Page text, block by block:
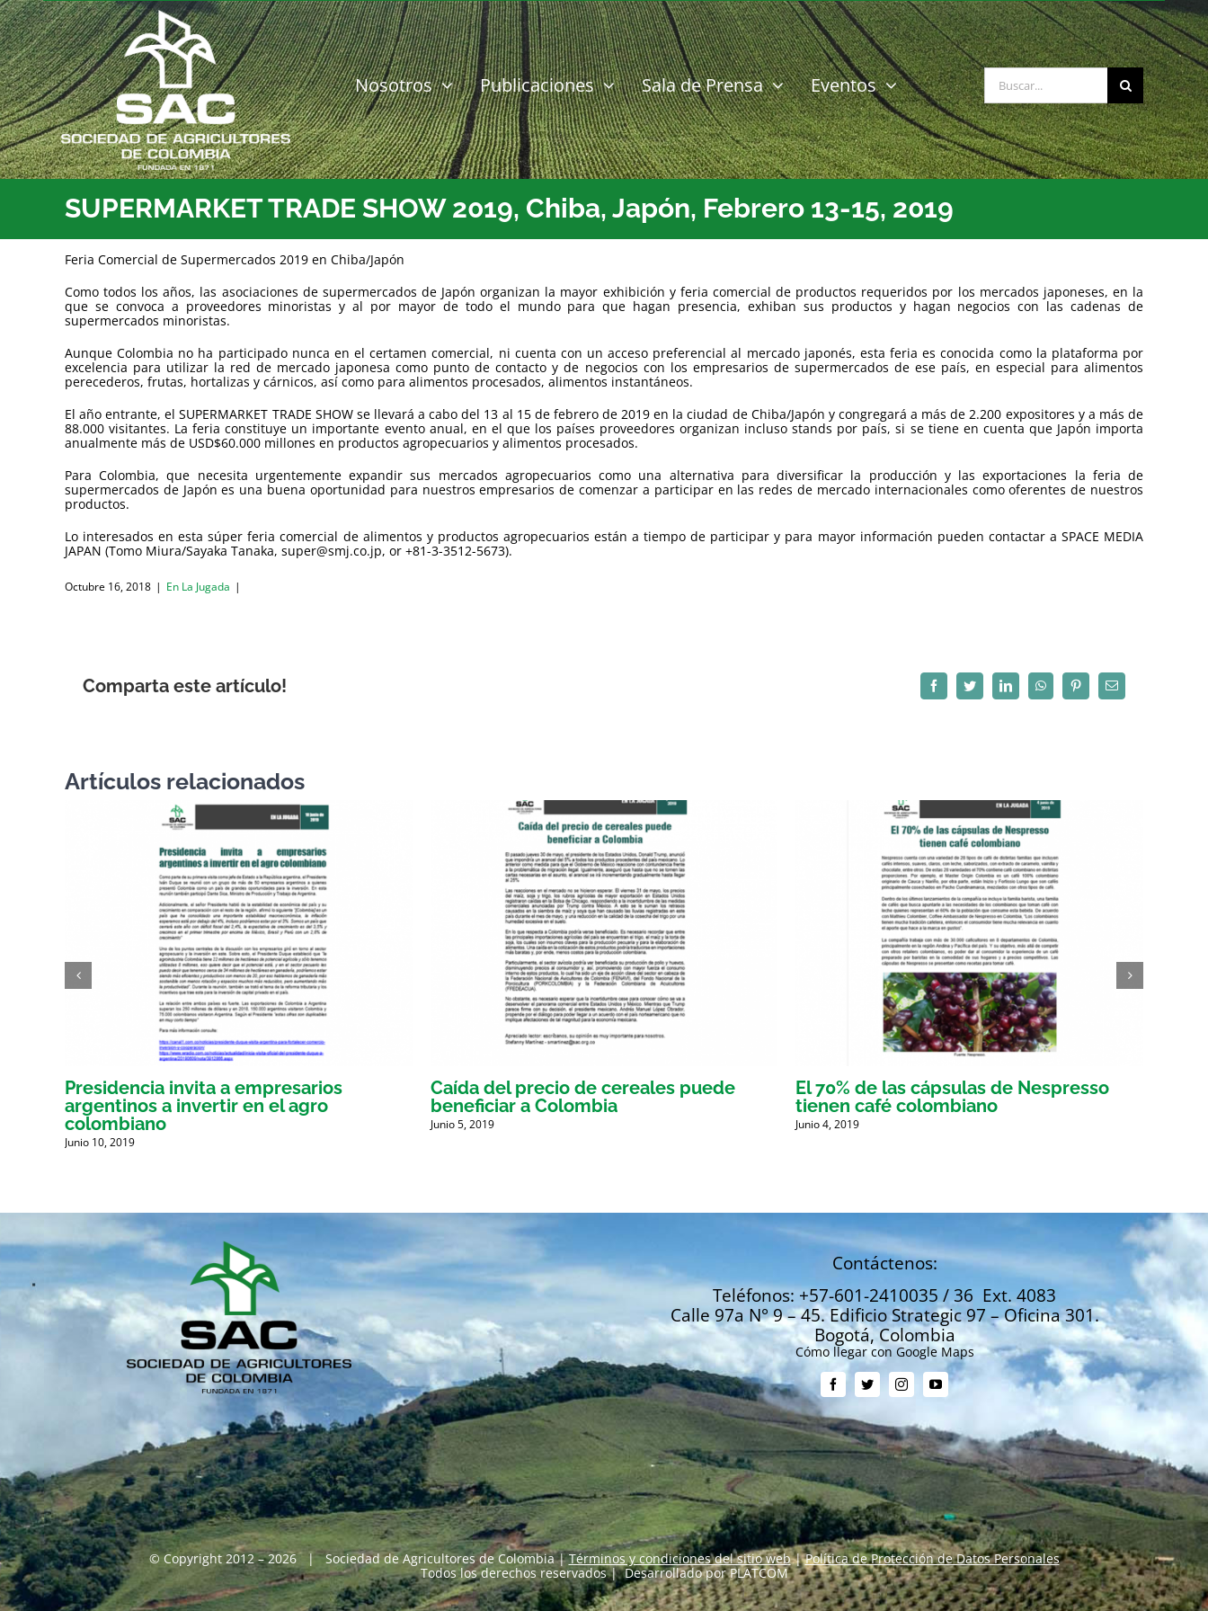
Saltar
al
contenido
Nosotros Publicaciones Sala de Prensa Eventos Buscar:
SUPERMARKET TRADE SHOW 2019, Chiba, Japón, Febrero 13-15, 2019
Feria Comercial de Supermercados 2019 en Chiba/Japón
Como todos los años, las asociaciones de supermercados de Japón organizan la mayor exhibición y feria comercial de productos requeridos por los mercados japoneses, en la
que se convoca a proveedores minoristas y al por mayor de todo el mundo para que hagan presencia, exhiban sus productos y hagan negocios con las cadenas de
supermercados minoristas.
Aunque Colombia no ha participado nunca en el certamen comercial, ni cuenta con un acceso preferencial al mercado japonés, esta feria es conocida como la plataforma por
excelencia para utilizar la red de mercado japonesa como punto de contacto y de negocios con los empresarios de supermercados de ese país, en especial para alimentos
perecederos, frutas, hortalizas y cárnicos, así como para alimentos procesados, alimentos instantáneos.
El año entrante, el SUPERMARKET TRADE SHOW se llevará a cabo del 13 al 15 de febrero de 2019 en la ciudad de Chiba/Japón y congregará a más de 2.200 expositores y a más de
88.000 visitantes. La feria constituye un importante evento anual, en el que los países proveedores organizan incluso stands por país, si se tiene en cuenta que Japón importa
anualmente más de USD$60.000 millones en productos agropecuarios y alimentos procesados.
Para Colombia, que necesita urgentemente expandir sus mercados agropecuarios como una alternativa para diversificar la producción y las exportaciones la feria de
supermercados de Japón es una buena oportunidad para nuestros empresarios de comenzar a participar en las redes de mercado internacionales como oferentes de nuestros
productos.
Lo interesados en esta súper feria comercial de alimentos y productos agropecuarios están a tiempo de participar y para mayor información pueden contactar a SPACE MEDIA
JAPAN (Tomo Miura/Sayaka Tanaka, super@smj.co.jp, or +81-3-3512-5673).
Octubre 16, 2018 | En La Jugada |
Comparta este artículo! FacebookTwitterLinkedInWhatsAppPinterestCorreo
electrónico
Artículos relacionados
Presidencia invita a empresarios
argentinos a invertir en el agro
colombiano
Junio 10, 2019
Caída del precio de cereales puede
beneficiar a Colombia
Junio 5, 2019
El 70% de las cápsulas de Nespresso
tienen café colombiano
Junio 4, 2019
Contáctenos:
Teléfonos: +57-601-2410035 / 36 Ext. 4083
Calle 97a N° 9 – 45. Edificio Strategic 97 – Oficina 301.
Bogotá, Colombia
Cómo llegar con Google Maps
© Copyright 2012 – 2026 | Sociedad de Agricultores de Colombia |Términos y condiciones del sitio web|Política de Protección de Datos Personales
Todos los derechos reservados | Desarrollado porPLATCOM